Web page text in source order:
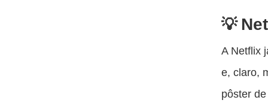
A Netflix
e, claro,
pôster de